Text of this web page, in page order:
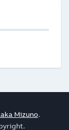
Mizuno.